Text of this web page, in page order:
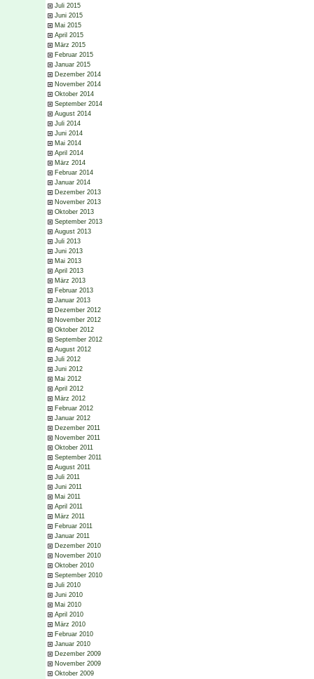
Juli 2015
Juni 2015
Mai 2015
April 2015
März 2015
Februar 2015
Januar 2015
Dezember 2014
November 2014
Oktober 2014
September 2014
August 2014
Juli 2014
Juni 2014
Mai 2014
April 2014
März 2014
Februar 2014
Januar 2014
Dezember 2013
November 2013
Oktober 2013
September 2013
August 2013
Juli 2013
Juni 2013
Mai 2013
April 2013
März 2013
Februar 2013
Januar 2013
Dezember 2012
November 2012
Oktober 2012
September 2012
August 2012
Juli 2012
Juni 2012
Mai 2012
April 2012
März 2012
Februar 2012
Januar 2012
Dezember 2011
November 2011
Oktober 2011
September 2011
August 2011
Juli 2011
Juni 2011
Mai 2011
April 2011
März 2011
Februar 2011
Januar 2011
Dezember 2010
November 2010
Oktober 2010
September 2010
Juli 2010
Juni 2010
Mai 2010
April 2010
März 2010
Februar 2010
Januar 2010
Dezember 2009
November 2009
Oktober 2009